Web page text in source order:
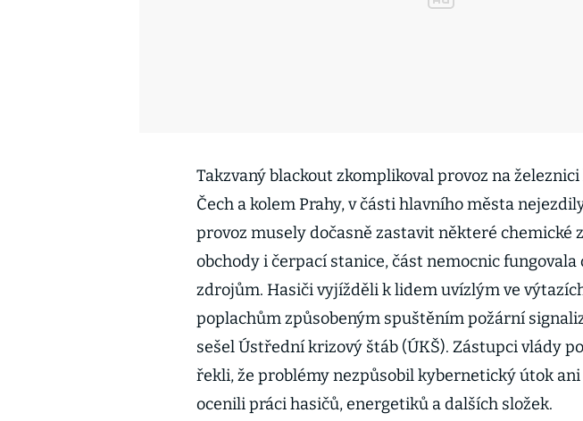
Takzvaný blackout zkomplikoval provoz na
Čech a kolem Prahy, v části hlavního města
provoz musely dočasně zastavit některé chemické
obchody i čerpací stanice, část nemocnic
zdrojům. Hasiči vyjížděli k lidem uvízlým ve
poplachům způsobeným spuštěním požární
sešel Ústřední krizový štáb (ÚKŠ). Zástupci vlády
řekli, že problémy nezpůsobil kybernetický útok ani
ocenili práci hasičů, energetiků a dalších složek.